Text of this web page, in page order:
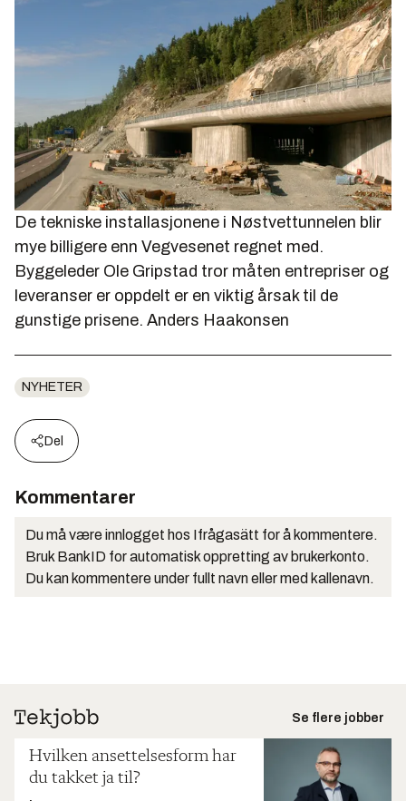
De tekniske installasjonene i Nøstvettunnelen blir
mye billigere enn Vegvesenet regnet med.
Byggeleder Ole Gripstad tror måten entrepriser og
leveranser er oppdelt er en viktig årsak til de
gunstige prisene. Anders Haakonsen
NYHETER
Del
Kommentarer
Du må være innlogget hos Ifrågasätt for å kommentere.
Bruk BankID for automatisk oppretting av brukerkonto.
Du kan kommentere under fullt navn eller med kallenavn.
Se flere jobber
Hvilken ansettelsesform har
du takket ja til?